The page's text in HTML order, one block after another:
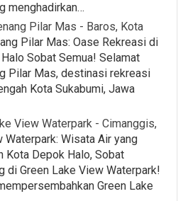
menghadirkan…
Pilar Mas - Baros, Kota
Pilar Mas: Oase Rekreasi di
Sobat Semua! Selamat
Pilar Mas, destinasi rekreasi
Kota Sukabumi, Jawa
View Waterpark - Cimanggis,
Waterpark: Wisata Air yang
Kota Depok Halo, Sobat
di Green Lake View Waterpark!
Green Lake